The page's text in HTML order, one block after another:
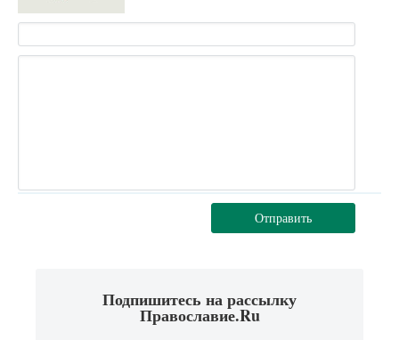
Отправить
Подпишитесь на рассылку
Православие.Ru